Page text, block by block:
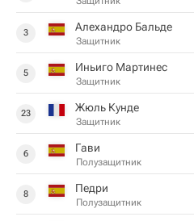
3 Алехандро Бальде
Защитник
5 Иньиго Мартинес
Защитник
23 Жюль Кунде
Защитник
6 Гави
Полузащитник
8 Педри
Полузащитник